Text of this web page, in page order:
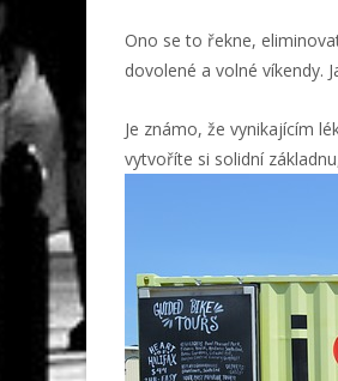
Ono se to řekne,
dovolené a volné víkendy.
Je známo, že vynikajícím
vytvoříte si solidní